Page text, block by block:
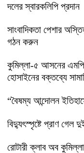
দলের স্বারকলিপি প্রদান
সাংবাদিকতা পেশার
গঠন করুন
কুমিল্লা-৫ আসনের এমপি
হোসাইনের বক্তব্যে
“বৈষম্য আন্দোলন
বিদ্যুৎস্পৃষ্টে প্রাণ গেল
রোটারী ক্লাব অব